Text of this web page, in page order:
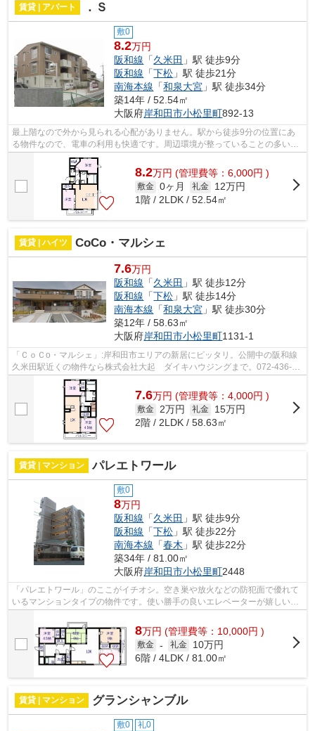
賃貸 | アパート ．Ｓ
敷0
8.2万円
阪和線 「久米田 」駅 徒歩9分
阪和線 「下松 」駅 徒歩21分
南海本線 「和泉大宮 」駅 徒歩34分
築14年 / 52.54㎡
大阪府岸和田市小松里町892-13
最上階なので外から見られる心配がありません。駅から徒歩9分の位置にあ
る物件なので、電車の利用も快適です。周辺環境が整っていることの多い、
充実のアパート物件。こちらでは岸和田...
8.2万円 (管理費等：6,000円 )
敷金 0ヶ月 礼金
12万円
1階 / 2LDK / 52.54㎡
賃貸 | ハイツ CoCo・マルシェ
7.6万円
阪和線 「久米田 」駅 徒歩12分
阪和線 「下松 」駅 徒歩14分
南海本線 「和泉大宮 」駅 徒歩30分
築12年 / 58.63㎡
大阪府岸和田市小松里町1131-1
「ＣｏＣo・マルシェ」:岸和田市エリアの新居にピッタリ。公開中の阪和線
久米田駅近くの物件なら株式会社大起 ダイキハウジングまで。072-436-
6233、info@kk-dk.co.jpまで安心してア...
7.6万円 (管理費等：4,000円 )
敷金 2万円 礼金
15万円
2階 / 2LDK / 58.63㎡
賃貸 | マンション パレエトワール
敷0
8万円
阪和線 「久米田 」駅 徒歩9分
阪和線 「下松 」駅 徒歩22分
南海本線 「春木 」駅 徒歩22分
築34年 / 81.00㎡
大阪府岸和田市小松里町2448
「パレエトワール」のここがイチオシ。空き巣や放火などの防犯面で優れて
いるマンションタイプの物件です。使い勝手の良いエレベーターが嬉しい物
8万円 (管理費等：10,000円 )
敷金 - 礼金
10万円
6階 / 4LDK / 81.00㎡
賃貸 | マンション グランシャンブル
敷0 礼0